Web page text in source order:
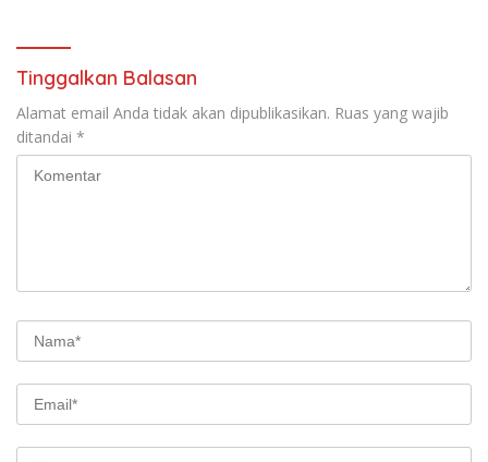
Tinggalkan Balasan
Alamat email Anda tidak akan dipublikasikan. Ruas yang wajib
ditandai *